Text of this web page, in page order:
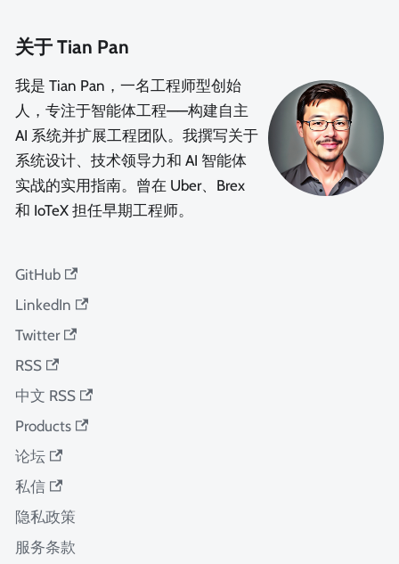
关于 Tian Pan
我是 Tian Pan，一名工程师型创始
人，专注于智能体工程——构建自主
AI 系统并扩展工程团队。我撰写关于
系统设计、技术领导力和 AI 智能体
实战的实用指南。曾在 Uber、Brex
和 IoTeX 担任早期工程师。
GitHub
LinkedIn
Twitter
RSS
中文 RSS
Products
论坛
私信
隐私政策
服务条款